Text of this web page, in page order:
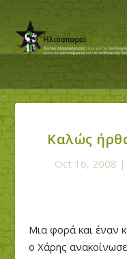
Καλώς
Oct 16, 2008 |
Μια φορά και έναν
ο Χάρης